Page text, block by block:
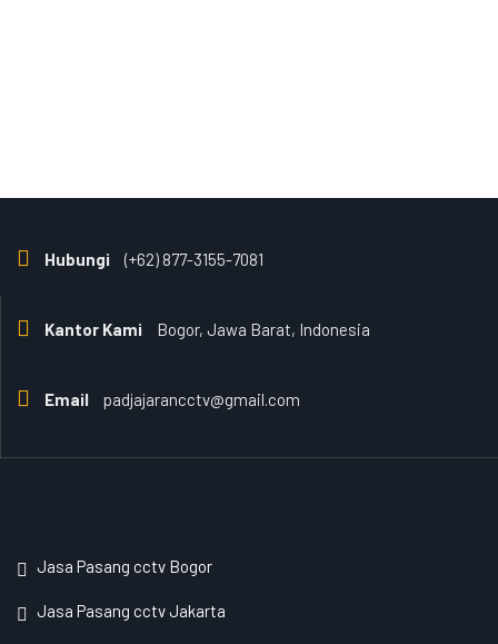
Hubungi (+62) 877-3155-7081
Kantor Kami Bogor, Jawa Barat, Indonesia
Email padjajarancctv@gmail.com
Jasa Pasang cctv Bogor
Jasa Pasang cctv Jakarta